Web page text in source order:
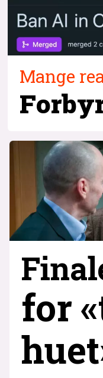
Mange
for